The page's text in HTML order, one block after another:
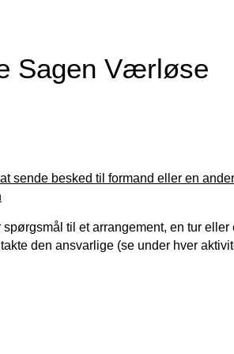
Sagen Værløse
sende besked til formand eller en
spørgsmål til et arrangement, en tur eller
den ansvarlige (se under hver